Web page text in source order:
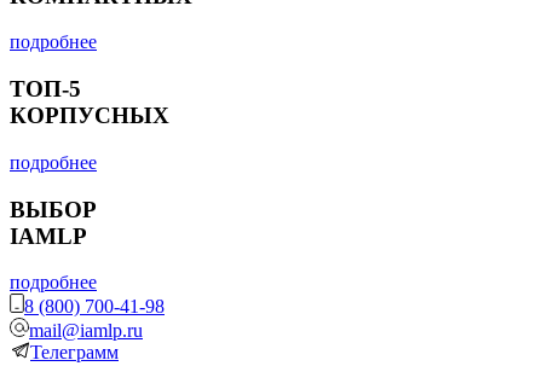
подробнее
ТОП-5
КОРПУСНЫХ
подробнее
ВЫБОР
IAMLP
подробнее
8 (800) 700-41-98
mail@iamlp.ru
Телеграмм